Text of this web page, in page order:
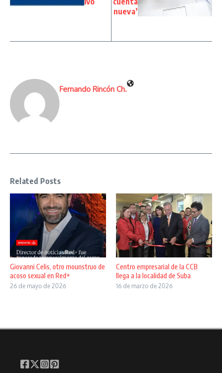
nueva’
Fernando Rincón Ch.
Related Posts
Giovanni Celis, otro mounstruo de
acoso sexual en Red+
26 de mayo de 2026
Centro empresarial de la CCB
llega a la localidad de Suba
16 de marzo de 2026